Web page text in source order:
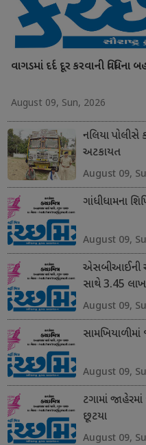
વાગડમાં દર્દ દૂર કરવાની
August 09, Sun, 2026
નલિયા પોલીસે
અટકાયત
August 09,
ગાંધીધામના
August 09,
એસબીઆઈની
સાથે 3.45
August 09,
August 09,
ટગામાં
છૂટયા
August 09,